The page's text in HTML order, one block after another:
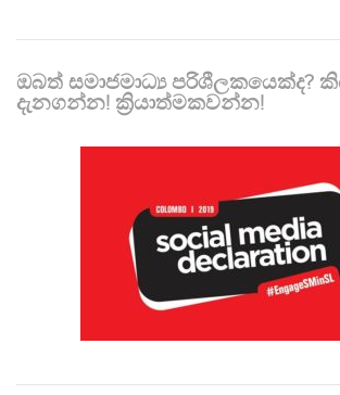
ඔබත් සමාජමාධ්‍ය පරිශීලකයෙක්ද?
දැනගන්න! ක්‍රියාත්මකවන්න!